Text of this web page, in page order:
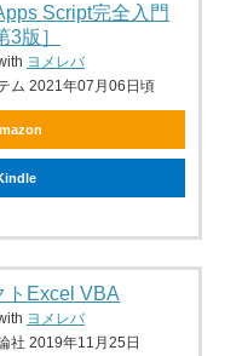
Script完全入門
3版］
ヨメレバ
ム 2021年07月06日頃
トExcel VBA
ヨメレバ
社 2019年11月25日